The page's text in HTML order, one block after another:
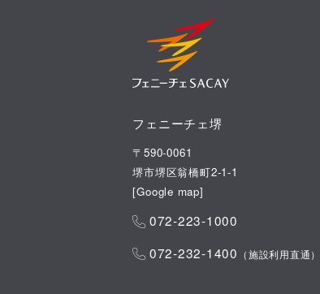
フェニーチェ堺
〒590-0061
堺市堺区翁橋町2-1-1
[Google map]
072-223-1000
072-232-1400 （施設利用直通）